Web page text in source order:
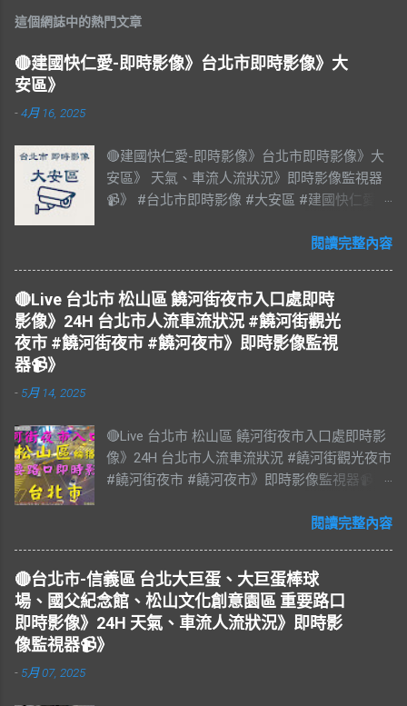
這個網誌中的熱門文章
🔴建國快仁愛-即時影像》台北市即時影像》大
安區》
-4月 16, 2025
🔴建國快仁愛-即時影像》台北市即時影像》大
安區》 天氣、車流人流狀況》即時影像監視器
📹》 #台北市即時影像 #大安區 #建國快仁愛 #
#LIVE #直播 #即時路況 #即時影像監視器 #台
源：台北市政府交通局 交通部公路局
閱讀完整內容
🔴Live 台北市 松山區 饒河街夜市入口處即時
影像》24H 台北市人流車流狀況 #饒河街觀光
夜市 #饒河街夜市 #饒河夜市》即時影像監視
器📹》
- 5月 14, 2025
🔴Live 台北市 松山區 饒河街夜市入口處即時影
像》24H 台北市人流車流狀況 #饒河街觀光夜市
#饒河街夜市 #饒河夜市》即時影像監視器📹》
直播 #即時路況 #即時影像監視器 #饒河夜市即
市 #臺北市 #台北市 #松山車站 #觀光夜市 #松
山區 #松山慈祐宮 #台灣夜市 #夜市 #台北市即
時影像 #JAZZ #JAZZY #爵士樂 #Blues #藍調
#R&B & #Soul #節奏藍調 #靈魂樂 #music #音
閱讀完整內容
🔴台北市-信義區 台北大巨蛋、大巨蛋棒球
場、國父紀念館、松山文化創意園區 重要路口
即時影像》24H 天氣、車流人流狀況》即時影
像監視器📹》
- 5月 07, 2025